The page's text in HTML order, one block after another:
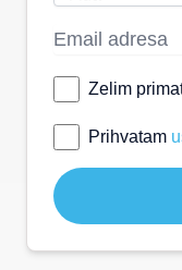
Zelim
Prihvatam